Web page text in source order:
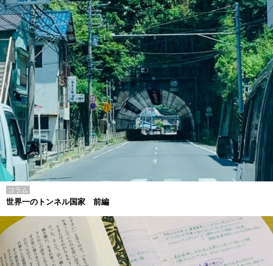
コラム
世界一のトンネル国家 前編